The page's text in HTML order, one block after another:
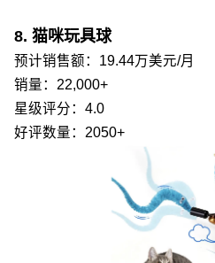
8. 猫咪玩具球
预计销售额：19.44万美元/月
销量：22,000+
星级评分：4.0
好评数量：2050+